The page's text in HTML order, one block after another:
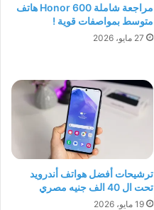
مراجعة شاملة Honor 600 هاتف
متوسط بمواصفات قوية !
27 مايو، 2026
ترشيحات أفضل هواتف أندرويد
تحت ال 40 الف جنيه مصري
19 مايو، 2026